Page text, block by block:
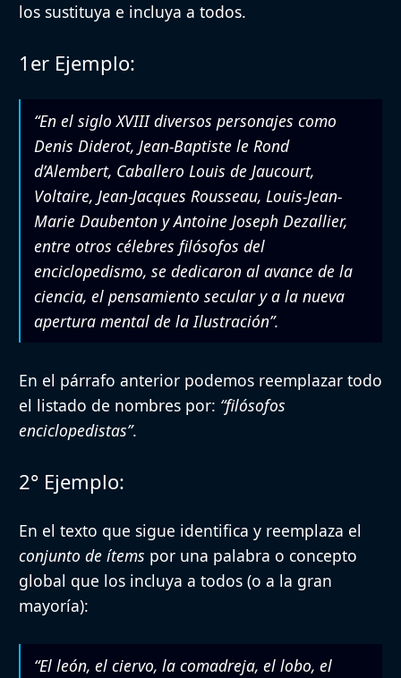
los sustituya e incluya a todos.
1er Ejemplo:
“En el siglo XVIII diversos personajes como
Denis Diderot, Jean-Baptiste le Rond
d’Alembert, Caballero Louis de Jaucourt,
Voltaire, Jean-Jacques Rousseau, Louis-Jean-
Marie Daubenton y Antoine Joseph Dezallier,
entre otros célebres filósofos del
enciclopedismo, se dedicaron al avance de la
ciencia, el pensamiento secular y a la nueva
apertura mental de la Ilustración”.
En el párrafo anterior podemos reemplazar todo
el listado de nombres por: “filósofos
enciclopedistas”.
2° Ejemplo:
En el texto que sigue identifica y reemplaza el
conjunto de ítems por una palabra o concepto
global que los incluya a todos (o a la gran
mayoría):
“El león, el ciervo, la comadreja, el lobo, el